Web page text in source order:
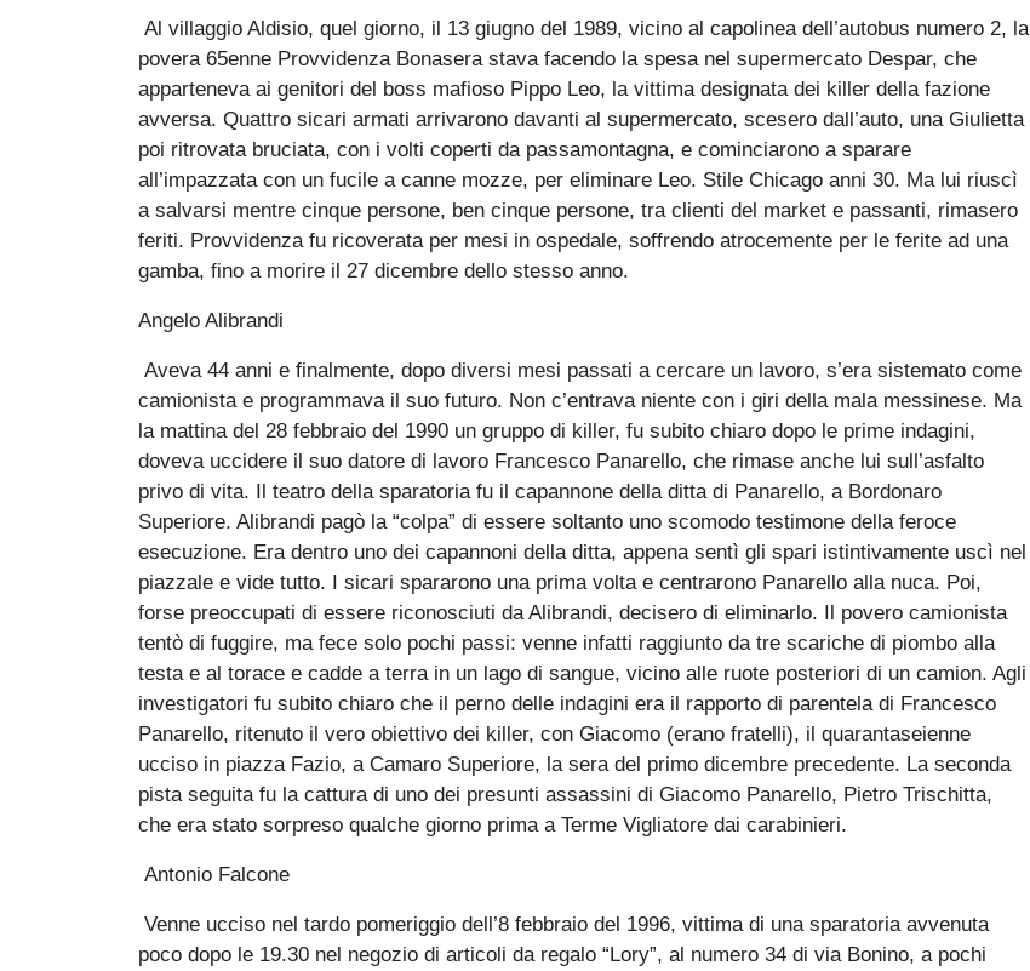
Al villaggio Aldisio, quel giorno, il 13 giugno del 1989, vicino al capolinea dell’autobus numero 2, la
povera 65enne Provvidenza Bonasera stava facendo la spesa nel supermercato Despar, che
apparteneva ai genitori del boss mafioso Pippo Leo, la vittima designata dei killer della fazione
avversa. Quattro sicari armati arrivarono davanti al supermercato, scesero dall’auto, una Giulietta
poi ritrovata bruciata, con i volti coperti da passamontagna, e cominciarono a sparare
all’impazzata con un fucile a canne mozze, per eliminare Leo. Stile Chicago anni 30. Ma lui riuscì
a salvarsi mentre cinque persone, ben cinque persone, tra clienti del market e passanti, rimasero
feriti. Provvidenza fu ricoverata per mesi in ospedale, soffrendo atrocemente per le ferite ad una
gamba, fino a morire il 27 dicembre dello stesso anno.
Angelo Alibrandi
Aveva 44 anni e finalmente, dopo diversi mesi passati a cercare un lavoro, s’era sistemato come
camionista e programmava il suo futuro. Non c’entrava niente con i giri della mala messinese. Ma
la mattina del 28 febbraio del 1990 un gruppo di killer, fu subito chiaro dopo le prime indagini,
doveva uccidere il suo datore di lavoro Francesco Panarello, che rimase anche lui sull’asfalto
privo di vita. Il teatro della sparatoria fu il capannone della ditta di Panarello, a Bordonaro
Superiore. Alibrandi pagò la “colpa” di essere soltanto uno scomodo testimone della feroce
esecuzione. Era dentro uno dei capannoni della ditta, appena sentì gli spari istintivamente uscì nel
piazzale e vide tutto. I sicari spararono una prima volta e centrarono Panarello alla nuca. Poi,
forse preoccupati di essere riconosciuti da Alibrandi, decisero di eliminarlo. Il povero camionista
tentò di fuggire, ma fece solo pochi passi: venne infatti raggiunto da tre scariche di piombo alla
testa e al torace e cadde a terra in un lago di sangue, vicino alle ruote posteriori di un camion. Agli
investigatori fu subito chiaro che il perno delle indagini era il rapporto di parentela di Francesco
Panarello, ritenuto il vero obiettivo dei killer, con Giacomo (erano fratelli), il quarantaseienne
ucciso in piazza Fazio, a Camaro Superiore, la sera del primo dicembre precedente. La seconda
pista seguita fu la cattura di uno dei presunti assassini di Giacomo Panarello, Pietro Trischitta,
che era stato sorpreso qualche giorno prima a Terme Vigliatore dai carabinieri.
Antonio Falcone
Venne ucciso nel tardo pomeriggio dell’8 febbraio del 1996, vittima di una sparatoria avvenuta
poco dopo le 19.30 nel negozio di articoli da regalo “Lory”, al numero 34 di via Bonino, a pochi